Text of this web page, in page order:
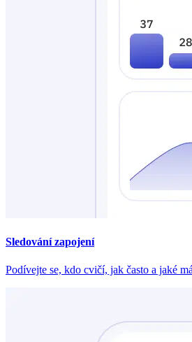
Sledování zapojení
Podívejte se, kdo cvičí, jak často a jaké